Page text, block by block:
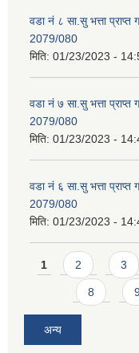
वडा नं ८ सा.सु भत्ता प्राप्त
2079/080
मिति: 01/23/2023 -
वडा नं ७ सा.सु भत्ता प्राप्त
2079/080
मिति: 01/23/2023 -
वडा नं ६ सा.सु भत्ता प्राप्त
2079/080
मिति: 01/23/2023 -
Pages
1 2 3
8
अन्य